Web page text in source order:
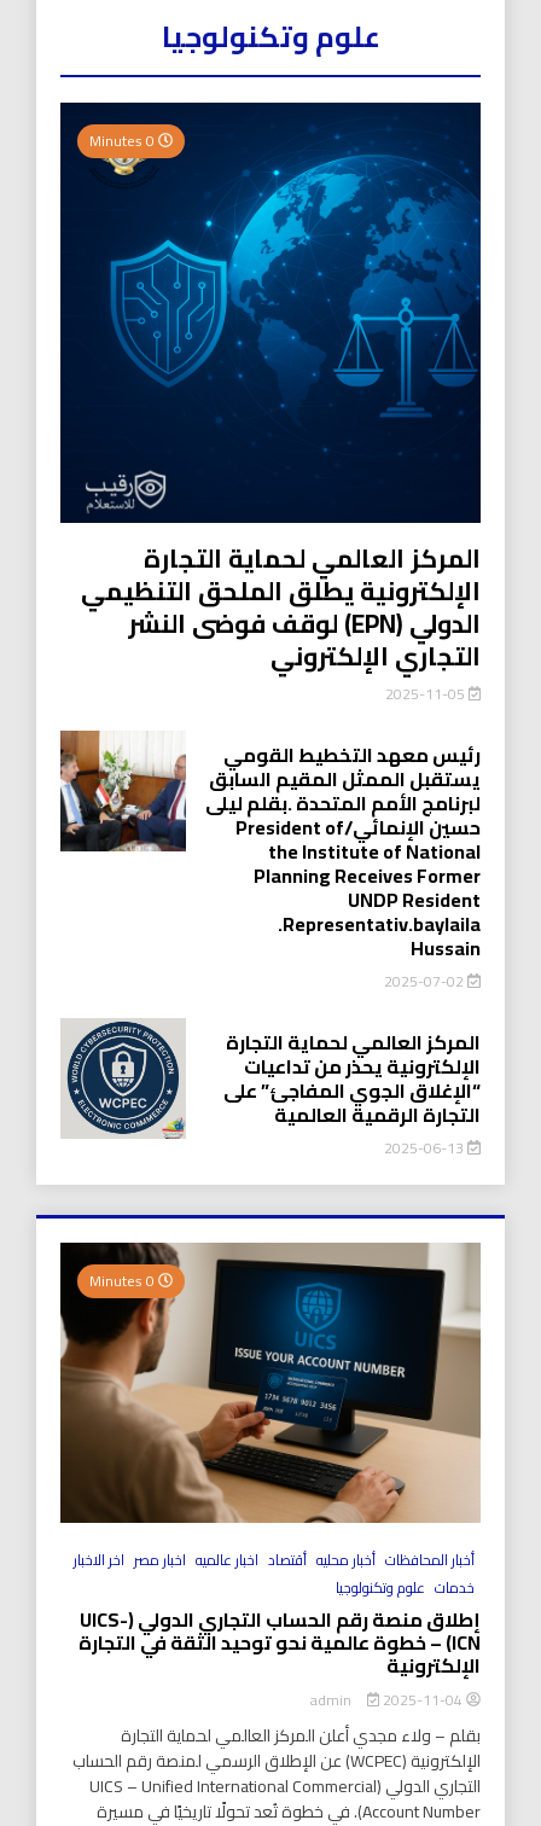
علوم وتكنولوجيا
المركز العالمي لحماية التجارة
الإلكترونية يطلق الملحق التنظيمي
الدولي (EPN) لوقف فوضى النشر
التجاري الإلكتروني
رئيس معهد التخطيط القومي
يستقبل الممثل المقيم السابق
لبرنامج الأمم المتحدة .بقلم ليلى
حسين الإنمائي/President of
the Institute of National
Planning Receives Former
UNDP Resident
.Representativ.baylaila
Hussain
2025-07-02
المركز العالمي لحماية التجارة
الإلكترونية يحذر من تداعيات
“الإغلاق الجوي المفاجئ” على
التجارة الرقمية العالمية
2025-06-13
أخبار المحافظات أخبار محليه أقتصاد اخبار عالميه اخبار مصر اخر الاخبار
خدمات علوم وتكنولوجيا
إطلاق منصة رقم الحساب التجاري الدولي (UICS-
ICN) – خطوة عالمية نحو توحيد الثقة في التجارة
الإلكترونية
2025-11-04
بقلم – ولاء مجدي أعلن المركز العالمي لحماية التجارة
الإلكترونية (WCPEC) عن الإطلاق الرسمي لمنصة رقم الحساب
التجاري الدولي (UICS – Unified International Commercial
Account Number). في خطوة تُعد تحولًا تاريخيًا في مسيرة